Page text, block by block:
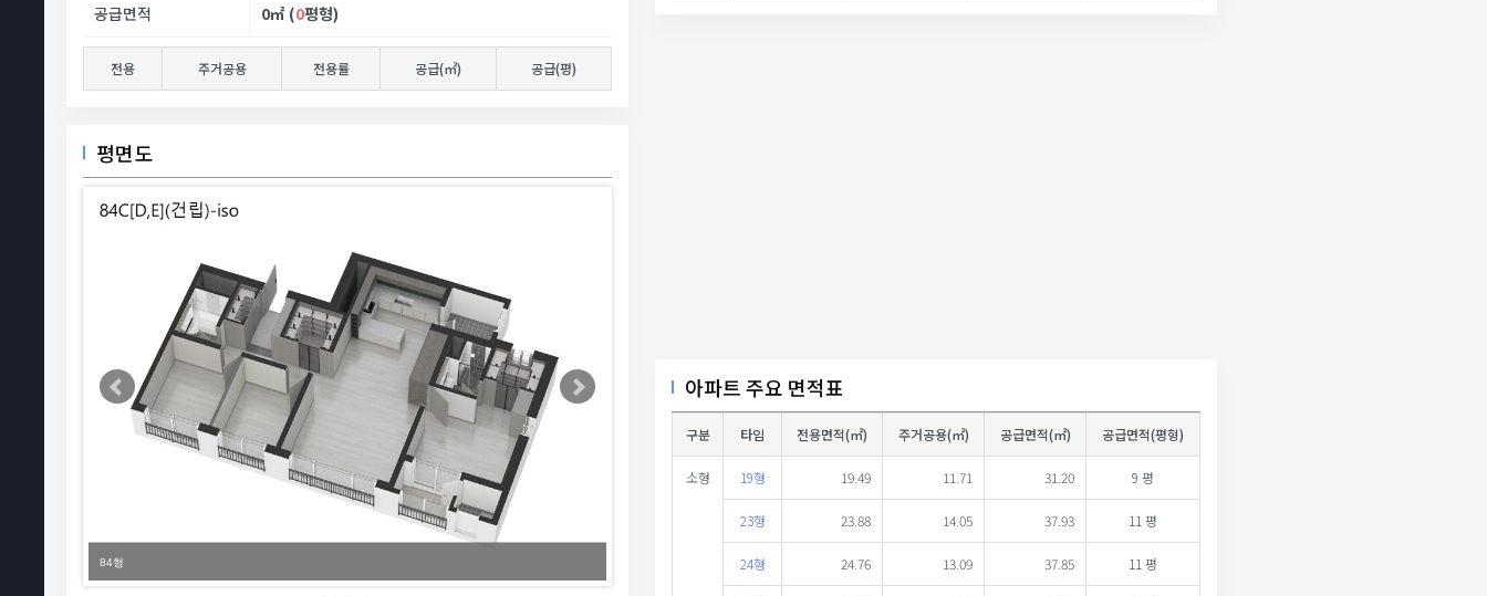
공급면적 0㎡ (0평형)
전용 주거공용 전용률 공급(㎡) 공급(평)
평면도
84형
아파트 주요 면적표
구분 타임 전용면적(㎡) 주거공용(㎡) 공급면적(㎡) 공급면적(평형)
소형 19형 19.49 11.71 31.20 9 평
23형 23.88 14.05 37.93 11 평
24형 24.76 13.09 37.85 11 평